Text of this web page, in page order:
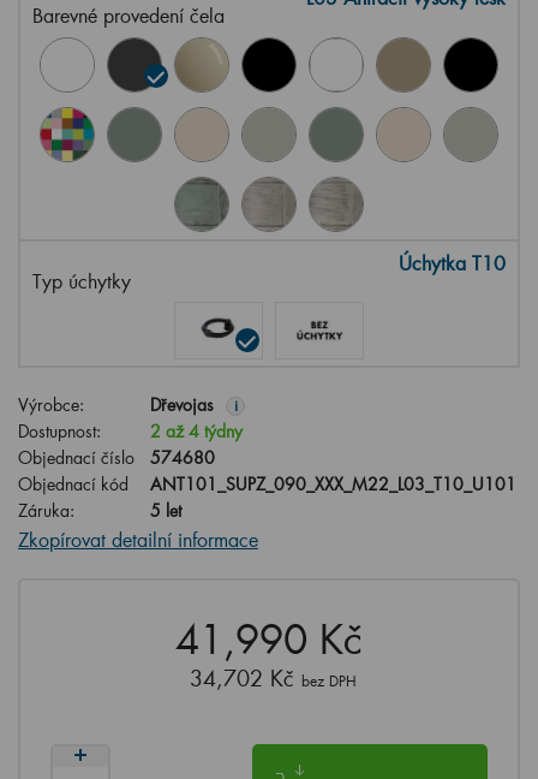
Barevné provedení čela
Typ úchytky
Úchytka T10
Výrobce: Dřevojas i
Dostupnost:
2 až 4 týdny
Objednací číslo
574680
Objednací kód
ANT101_SUPZ_090_XXX_M22_L03_T10_U101
Záruka:
5 let
Zkopírovat detailní informace
41,990 Kč
34,702 Kč bez DPH